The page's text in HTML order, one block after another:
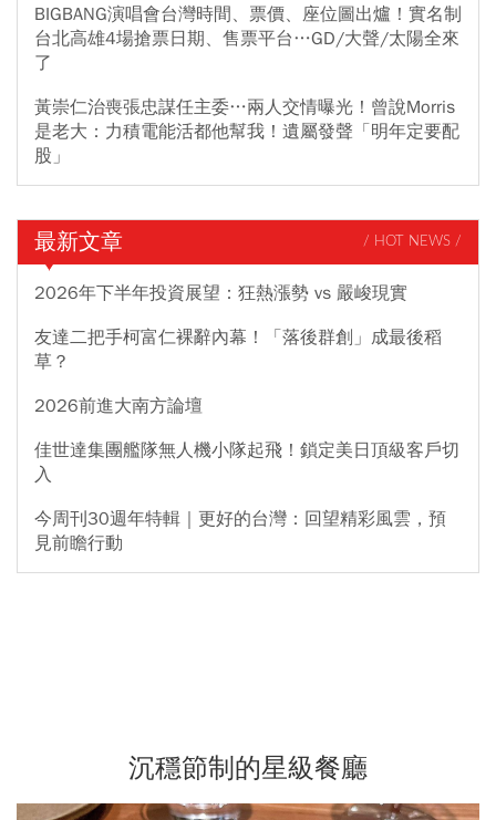
BIGBANG演唱會台灣時間、票價、座位圖出爐！實名制
台北高雄4場搶票日期、售票平台…GD/大聲/太陽全來
了
黃崇仁治喪張忠謀任主委…兩人交情曝光！曾說Morris
是老大：力積電能活都他幫我！遺屬發聲「明年定要配
股」
最新文章 / HOT NEWS /
2026年下半年投資展望：狂熱漲勢 vs 嚴峻現實
友達二把手柯富仁裸辭內幕！「落後群創」成最後稻
草？
2026前進大南方論壇
佳世達集團艦隊無人機小隊起飛！鎖定美日頂級客戶切
入
今周刊30週年特輯｜更好的台灣：回望精彩風雲，預
見前瞻行動
沉穩節制的星級餐廳